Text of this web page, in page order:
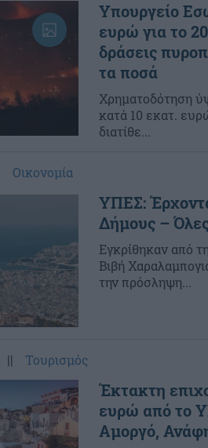
Υπουργείο
ευρώ για το
δράσεις
τα ποσά
Χρηματοδότηση
κατά 10 εκατ.
διατίθε...
Οικονομία
ΥΠΕΣ:
Δήμους –
Εγκρίθηκαν από
Βιβή
την πρόσληψη...
|| Τουρισμός
Έκτακτη
ευρώ από το
Αμοργό,